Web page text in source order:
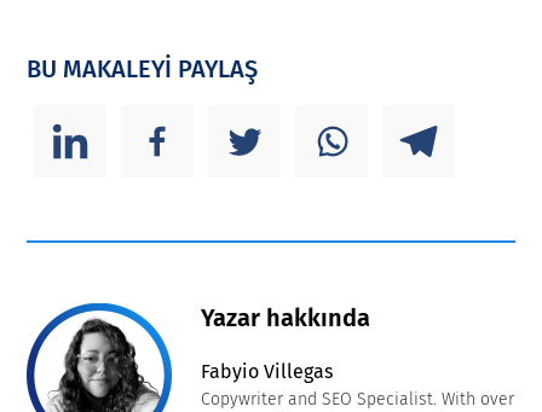
BU MAKALEYİ PAYLAŞ
Yazar hakkında
Fabyio Villegas
Copywriter and SEO Specialist. With over